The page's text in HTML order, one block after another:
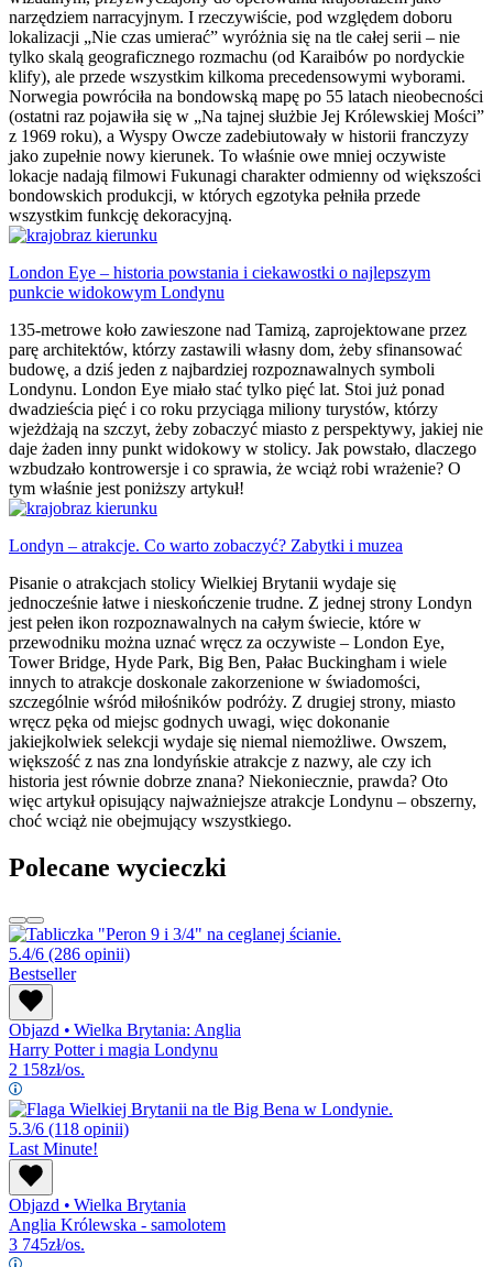
narzędziem narracyjnym. I rzeczywiście, pod względem doboru
lokalizacji „Nie czas umierać” wyróżnia się na tle całej serii – nie
tylko skalą geograficznego rozmachu (od Karaibów po nordyckie
klify), ale przede wszystkim kilkoma precedensowymi wyborami.
Norwegia powróciła na bondowską mapę po 55 latach nieobecności
(ostatni raz pojawiła się w „Na tajnej służbie Jej Królewskiej Mości”
z 1969 roku), a Wyspy Owcze zadebiutowały w historii franczyzy
jako zupełnie nowy kierunek. To właśnie owe mniej oczywiste
lokacje nadają filmowi Fukunagi charakter odmienny od większości
bondowskich produkcji, w których egzotyka pełniła przede
wszystkim funkcję dekoracyjną.
London Eye – historia powstania i ciekawostki o najlepszym
punkcie widokowym Londynu
135-metrowe koło zawieszone nad Tamizą, zaprojektowane przez
parę architektów, którzy zastawili własny dom, żeby sfinansować
budowę, a dziś jeden z najbardziej rozpoznawalnych symboli
Londynu. London Eye miało stać tylko pięć lat. Stoi już ponad
dwadzieścia pięć i co roku przyciąga miliony turystów, którzy
wjeżdżają na szczyt, żeby zobaczyć miasto z perspektywy, jakiej nie
daje żaden inny punkt widokowy w stolicy. Jak powstało, dlaczego
wzbudzało kontrowersje i co sprawia, że wciąż robi wrażenie? O
tym właśnie jest poniższy artykuł!
Londyn – atrakcje. Co warto zobaczyć? Zabytki i muzea
Pisanie o atrakcjach stolicy Wielkiej Brytanii wydaje się
jednocześnie łatwe i nieskończenie trudne. Z jednej strony Londyn
jest pełen ikon rozpoznawalnych na całym świecie, które w
przewodniku można uznać wręcz za oczywiste – London Eye,
Tower Bridge, Hyde Park, Big Ben, Pałac Buckingham i wiele
innych to atrakcje doskonale zakorzenione w świadomości,
szczególnie wśród miłośników podróży. Z drugiej strony, miasto
wręcz pęka od miejsc godnych uwagi, więc dokonanie
jakiejkolwiek selekcji wydaje się niemal niemożliwe. Owszem,
większość z nas zna londyńskie atrakcje z nazwy, ale czy ich
historia jest równie dobrze znana? Niekoniecznie, prawda? Oto
więc artykuł opisujący najważniejsze atrakcje Londynu – obszerny,
choć wciąż nie obejmujący wszystkiego.
Polecane wycieczki
5.4/6 (286 opinii)
Bestseller
Objazd • Wielka Brytania: Anglia
Harry Potter i magia Londynu
2 158zł/os.
5.3/6 (118 opinii)
Last Minute!
Objazd • Wielka Brytania
Anglia Królewska - samolotem
3 745zł/os.